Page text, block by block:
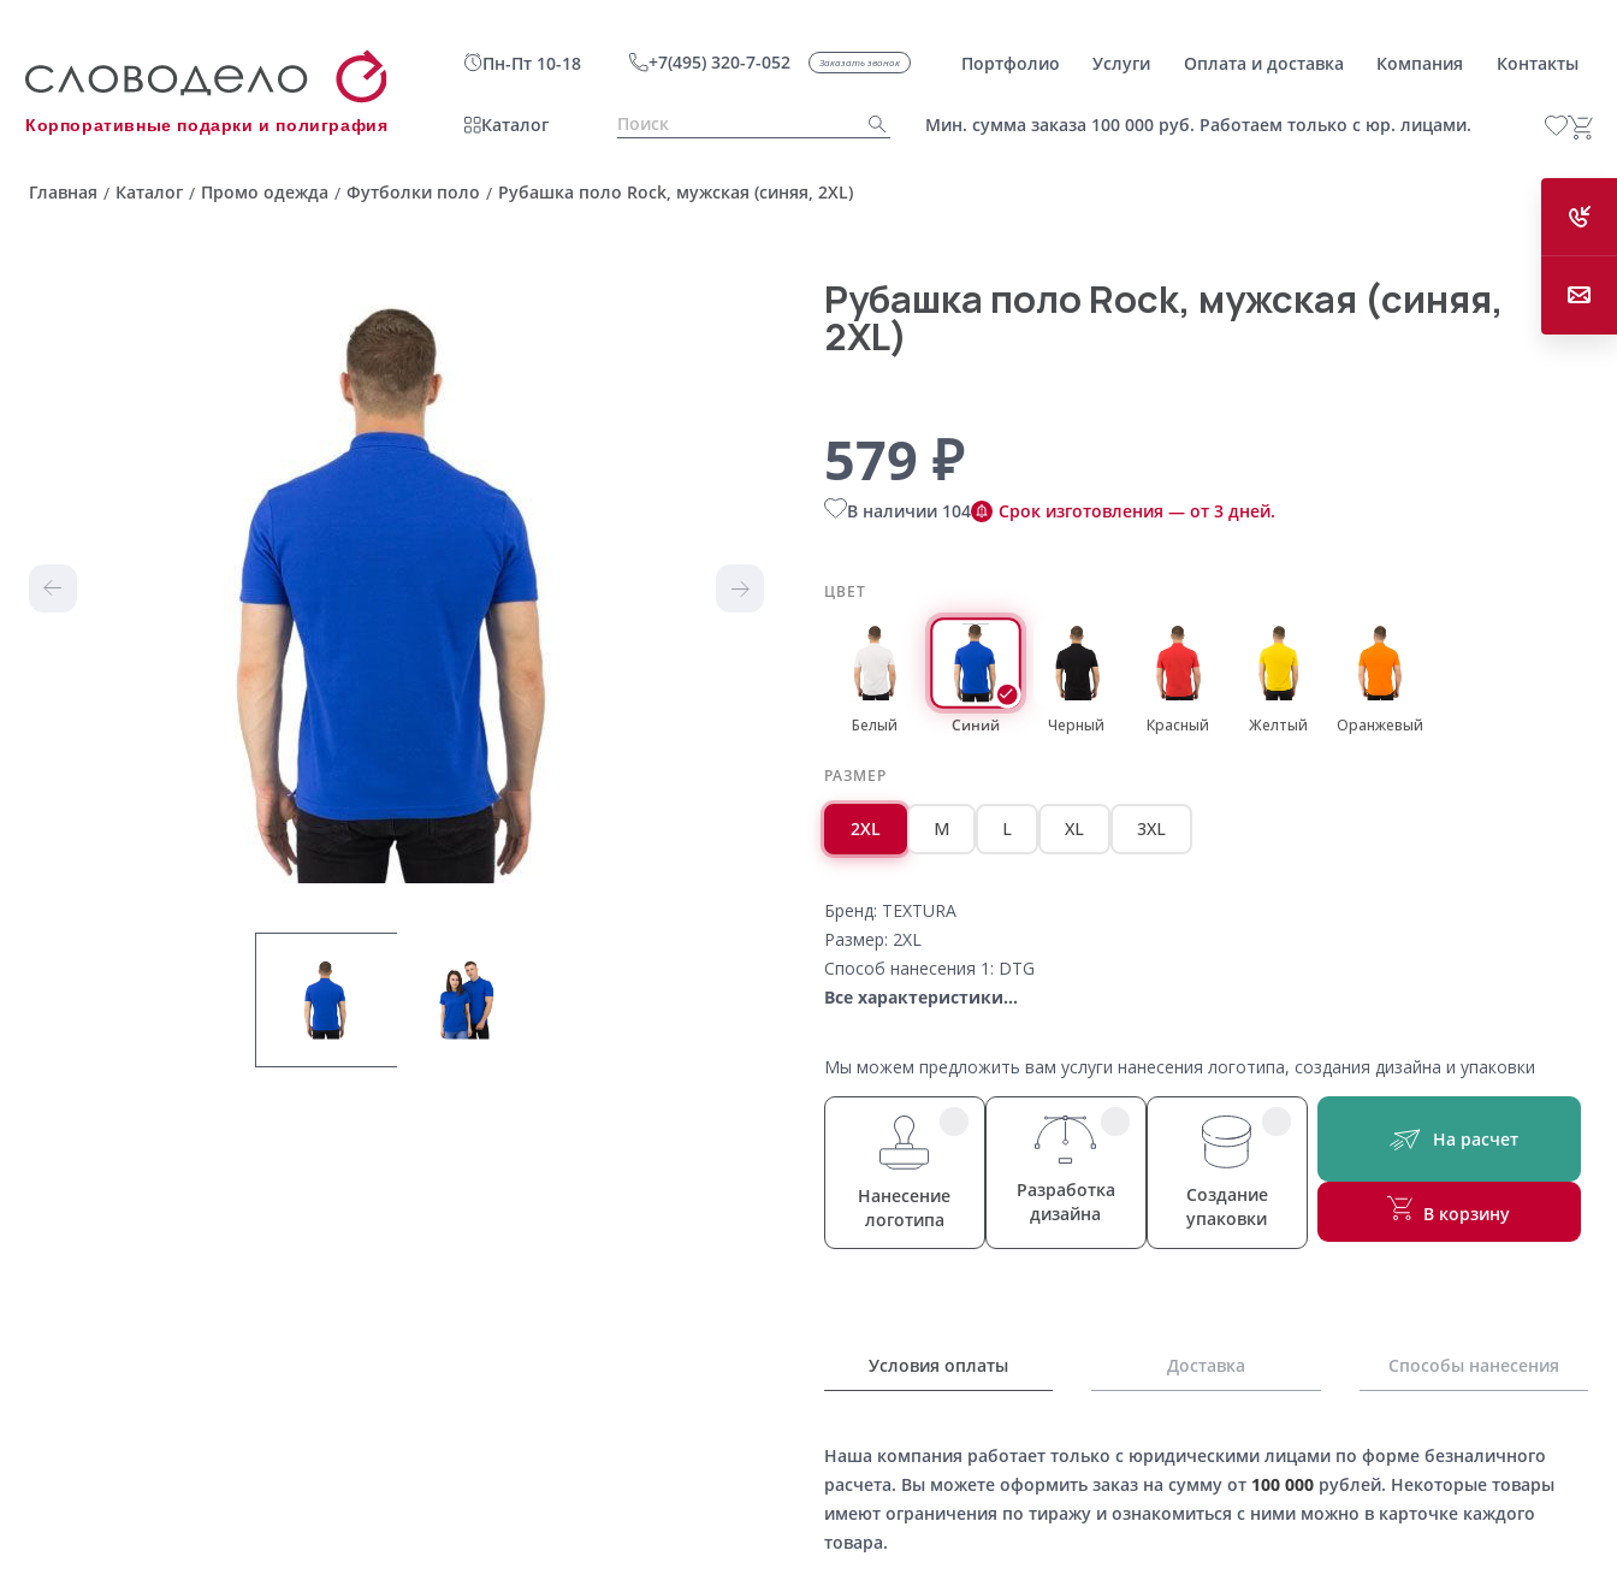
Корпоративные подарки и полиграфия
Пн-Пт 10-18 +7(495) 320-7-052 Заказать звонок Портфолио Услуги Оплата и доставка Компания Контакты
Каталог Мин. сумма заказа 100 000 руб. Работаем только с юр. лицами.
Главная / Каталог / Промо одежда / Футболки поло / Рубашка поло Rock, мужская (синяя, 2XL)
Рубашка поло Rock, мужская (синяя,
2XL)
579 ₽
В наличии 104 Срок изготовления — от 3 дней.
ЦВЕТ
Белый Синий Черный Красный Желтый Оранжевый
РАЗМЕР
2XL M L XL 3XL
Бренд: TEXTURA
Размер: 2XL
Способ нанесения 1: DTG
Все характеристики...
Мы можем предложить вам услуги нанесения логотипа, создания дизайна и упаковки
Нанесение
логотипа
Разработка
дизайна
Создание
упаковки
На расчет
В корзину
Условия оплаты Доставка Способы нанесения
Наша компания работает только с юридическими лицами по форме безналичного
расчета. Вы можете оформить заказ на сумму от 100 000рублей. Некоторые товары
имеют ограничения по тиражу и ознакомиться с ними можно в карточке каждого
товара.